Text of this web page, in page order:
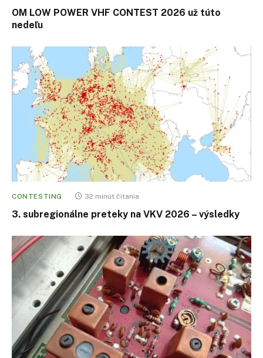
OM LOW POWER VHF CONTEST 2026 už túto
nedeľu
CONTESTING 32 minút čítania
3. subregionálne preteky na VKV 2026 – výsledky